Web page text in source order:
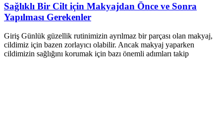
Sağlıklı Bir Cilt için Makyajdan Önce ve Sonra
Yapılması Gerekenler
Giriş Günlük güzellik rutinimizin ayrılmaz bir parçası olan makyaj,
cildimiz için bazen zorlayıcı olabilir. Ancak makyaj yaparken
cildimizin sağlığını korumak için bazı önemli adımları takip